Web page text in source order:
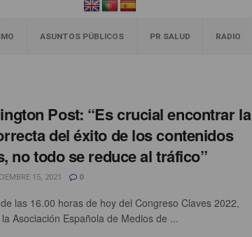
ASUNTOS PÚBLICOS PR SALUD RADIO
Post: “Es crucial encontrar la
del éxito de los contenidos
no todo se reduce al tráfico”
15, 2021 0
las 16.00 horas de hoy del Congreso Claves 2022,
Asociación Española de Medios de ...